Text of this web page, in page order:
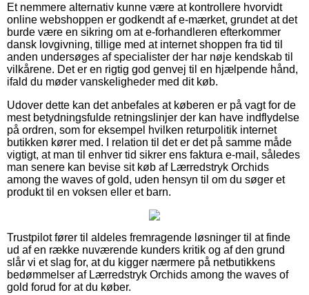
Et nemmere alternativ kunne være at kontrollere hvorvidt
online webshoppen er godkendt af e-mærket, grundet at det
burde være en sikring om at e-forhandleren efterkommer
dansk lovgivning, tillige med at internet shoppen fra tid til
anden undersøges af specialister der har nøje kendskab til
vilkårene. Det er en rigtig god genvej til en hjælpende hånd,
ifald du møder vanskeligheder med dit køb.
Udover dette kan det anbefales at køberen er på vagt for de
mest betydningsfulde retningslinjer der kan have indflydelse
på ordren, som for eksempel hvilken returpolitik internet
butikken kører med. I relation til det er det på samme måde
vigtigt, at man til enhver tid sikrer ens faktura e-mail, således
man senere kan bevise sit køb af Lærredstryk Orchids
among the waves of gold, uden hensyn til om du søger et
produkt til en voksen eller et barn.
Trustpilot fører til aldeles fremragende løsninger til at finde
ud af en række nuværende kunders kritik og af den grund
slår vi et slag for, at du kigger nærmere på netbutikkens
bedømmelser af Lærredstryk Orchids among the waves of
gold forud for at du køber.